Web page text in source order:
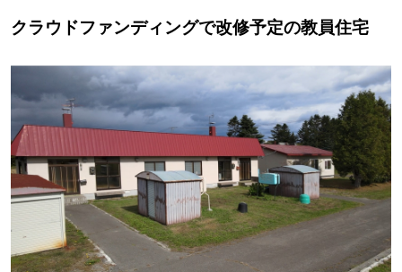
クラウドファンディングで改修予定の教員住宅